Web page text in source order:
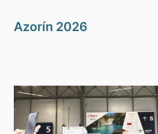
Azorín 2026